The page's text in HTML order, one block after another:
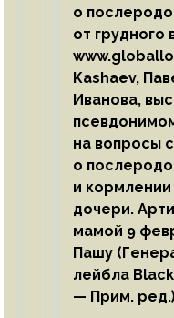
о
от грудного
Kashaev,
Иванова,
на вопросы
о
и
дочери.
мамой 9
Пашу
лейбла
— Прим.